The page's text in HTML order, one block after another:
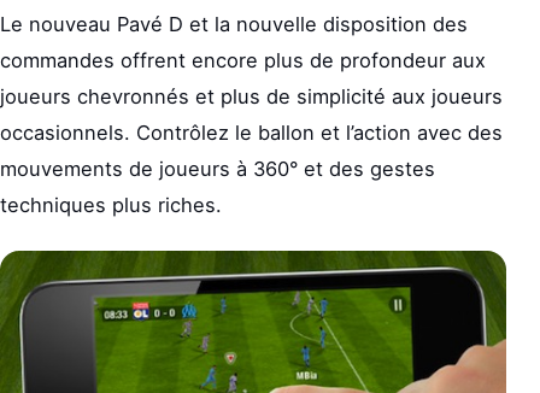
Le nouveau Pavé D et la nouvelle disposition des
commandes offrent encore plus de profondeur aux
joueurs chevronnés et plus de simplicité aux joueurs
occasionnels. Contrôlez le ballon et l’action avec des
mouvements de joueurs à 360° et des gestes
techniques plus riches.